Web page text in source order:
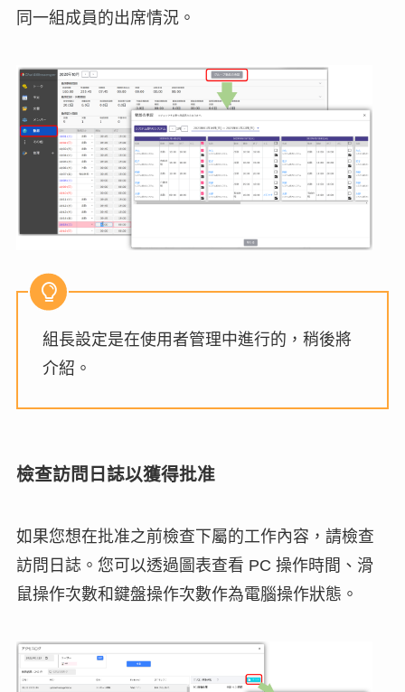
同一組成員的出席情況。
組長設定是在使用者管理中進行的，稍後將
介紹。
檢查訪問日誌以獲得批准
如果您想在批准之前檢查下屬的工作內容，請檢查
訪問日誌。您可以透過圖表查看 PC 操作時間、滑
鼠操作次數和鍵盤操作次數作為電腦操作狀態。